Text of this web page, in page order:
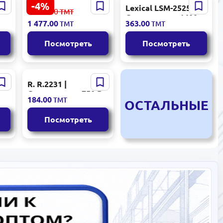
|
-4%
Сэндвичница
Delonghi SW12AC.S
1 541.00ТМТ
1 477.00ТМТ
Посмотреть
Lexical LSM-2525 |
Сэндвичница 1400
Вт
363.00ТМТ
Посмотреть
R. R.2231 |
Сэндвичница 750 Вт
184.00ТМТ
Посмотреть
ОСТАЛЬНЫЕ